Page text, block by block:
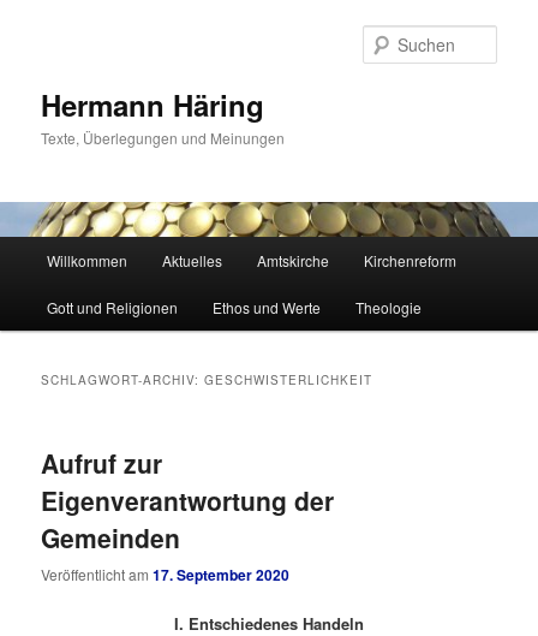
Hermann Häring
Texte, Überlegungen und Meinungen
Willkommen Aktuelles Amtskirche Kirchenreform
Gott und Religionen Ethos und Werte Theologie
SCHLAGWORT-ARCHIV:GESCHWISTERLICHKEIT
Aufruf zur
Eigenverantwortung der
Gemeinden
Veröffentlicht am17. September 2020
I. Entschiedenes Handeln